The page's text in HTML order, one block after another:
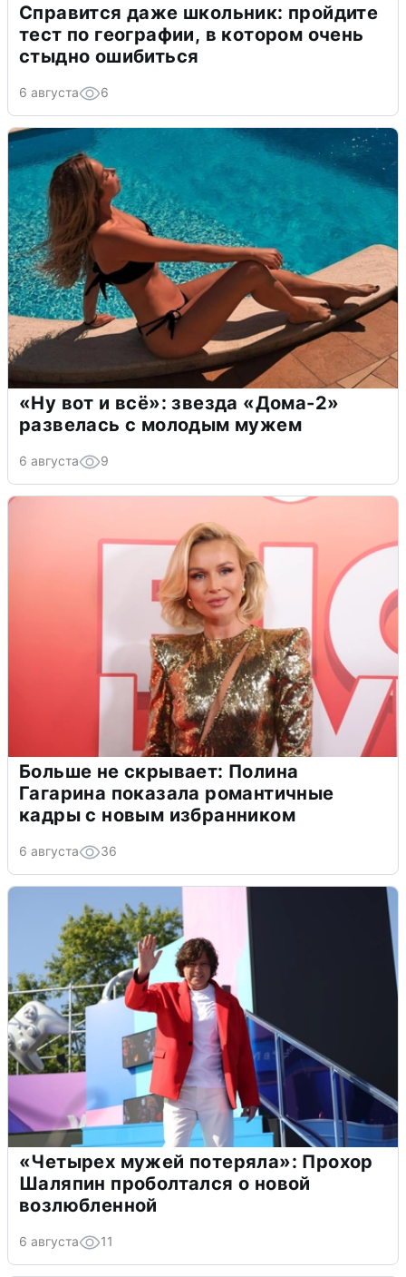
Справится даже школьник: пройдите
тест по географии, в котором очень
стыдно ошибиться
6 августа 6
«Ну вот и всё»: звезда «Дома-2»
развелась с молодым мужем
6 августа 9
Больше не скрывает: Полина
Гагарина показала романтичные
кадры с новым избранником
6 августа 36
«Четырех мужей потеряла»: Прохор
Шаляпин проболтался о новой
возлюбленной
6 августа 11